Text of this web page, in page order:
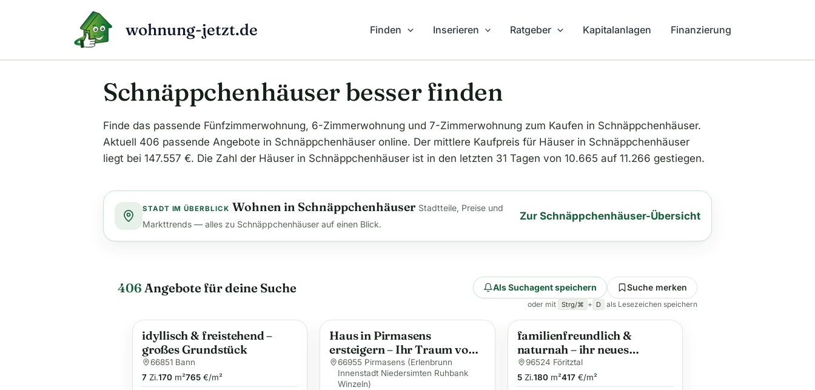
wohnung-jetzt.de Finden Inserieren Ratgeber Kapitalanlagen Finanzierung
Schnäppchenhäuser besser finden
Finde das passende Fünfzimmerwohnung, 6-Zimmerwohnung und 7-Zimmerwohnung zum Kaufen in Schnäppchenhäuser.
Aktuell 406 passende Angebote in Schnäppchenhäuser online. Der mittlere Kaufpreis für Häuser in Schnäppchenhäuser
liegt bei 147.557 €. Die Zahl der Häuser in Schnäppchenhäuser ist in den letzten 31 Tagen von 10.665 auf 11.266 gestiegen.
STADT IM ÜBERBLICK Wohnen in Schnäppchenhäuser Stadtteile, Preise und
Markttrends — alles zu Schnäppchenhäuser auf einen Blick.
Zur Schnäppchenhäuser-Übersicht
406 Angebote für deine Suche Als Suchagent speichern Suche merken
oder mit Strg/⌘ + D als Lesezeichen speichern
idyllisch & freistehend –
großes Grundstück
66851 Bann
7 Zi.170 m²765 €/m²
Haus in Pirmasens
ersteigern – Ihr Traum vom
Eigenheim
66955 Pirmasens (Erlenbrunn
Innenstadt Niedersimten Ruhbank
Winzeln)
familienfreundlich &
naturnah – ihr neues
zuhause
96524 Föritztal
5Zi.180m²417€/m²